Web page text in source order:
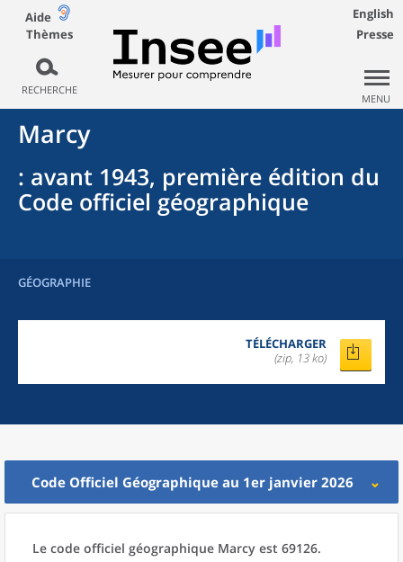
Aide
Thèmes
RECHERCHE
English
Presse
MENU
Marcy
: avant 1943, première édition du
Code officiel géographique
GÉOGRAPHIE
TÉLÉCHARGER
(zip, 13 ko)
Code Officiel Géographique au 1er janvier 2026
Le code officiel géographique Marcy est 69126.